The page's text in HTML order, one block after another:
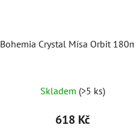
Bohemia Crystal Mísa Orbit
Skladem (>5 ks)
618 Kč